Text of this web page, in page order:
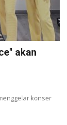
akan
konser